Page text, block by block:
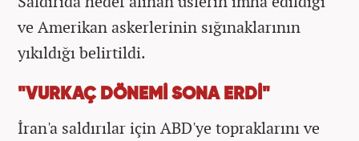
ve Amerikan askerlerinin sığınaklarının
yıkıldığı belirtildi.
"VURKAÇ DÖNEMİ SONA ERDİ"
İran'a saldırılar için ABD'ye topraklarını ve